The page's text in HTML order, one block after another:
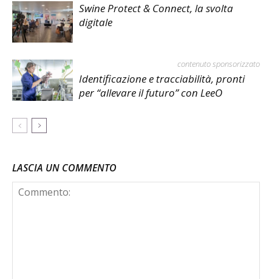
Swine Protect & Connect, la svolta
digitale
contenuto sponsorizzato
Identificazione e tracciabilità, pronti
per “allevare il futuro” con LeeO
LASCIA UN COMMENTO